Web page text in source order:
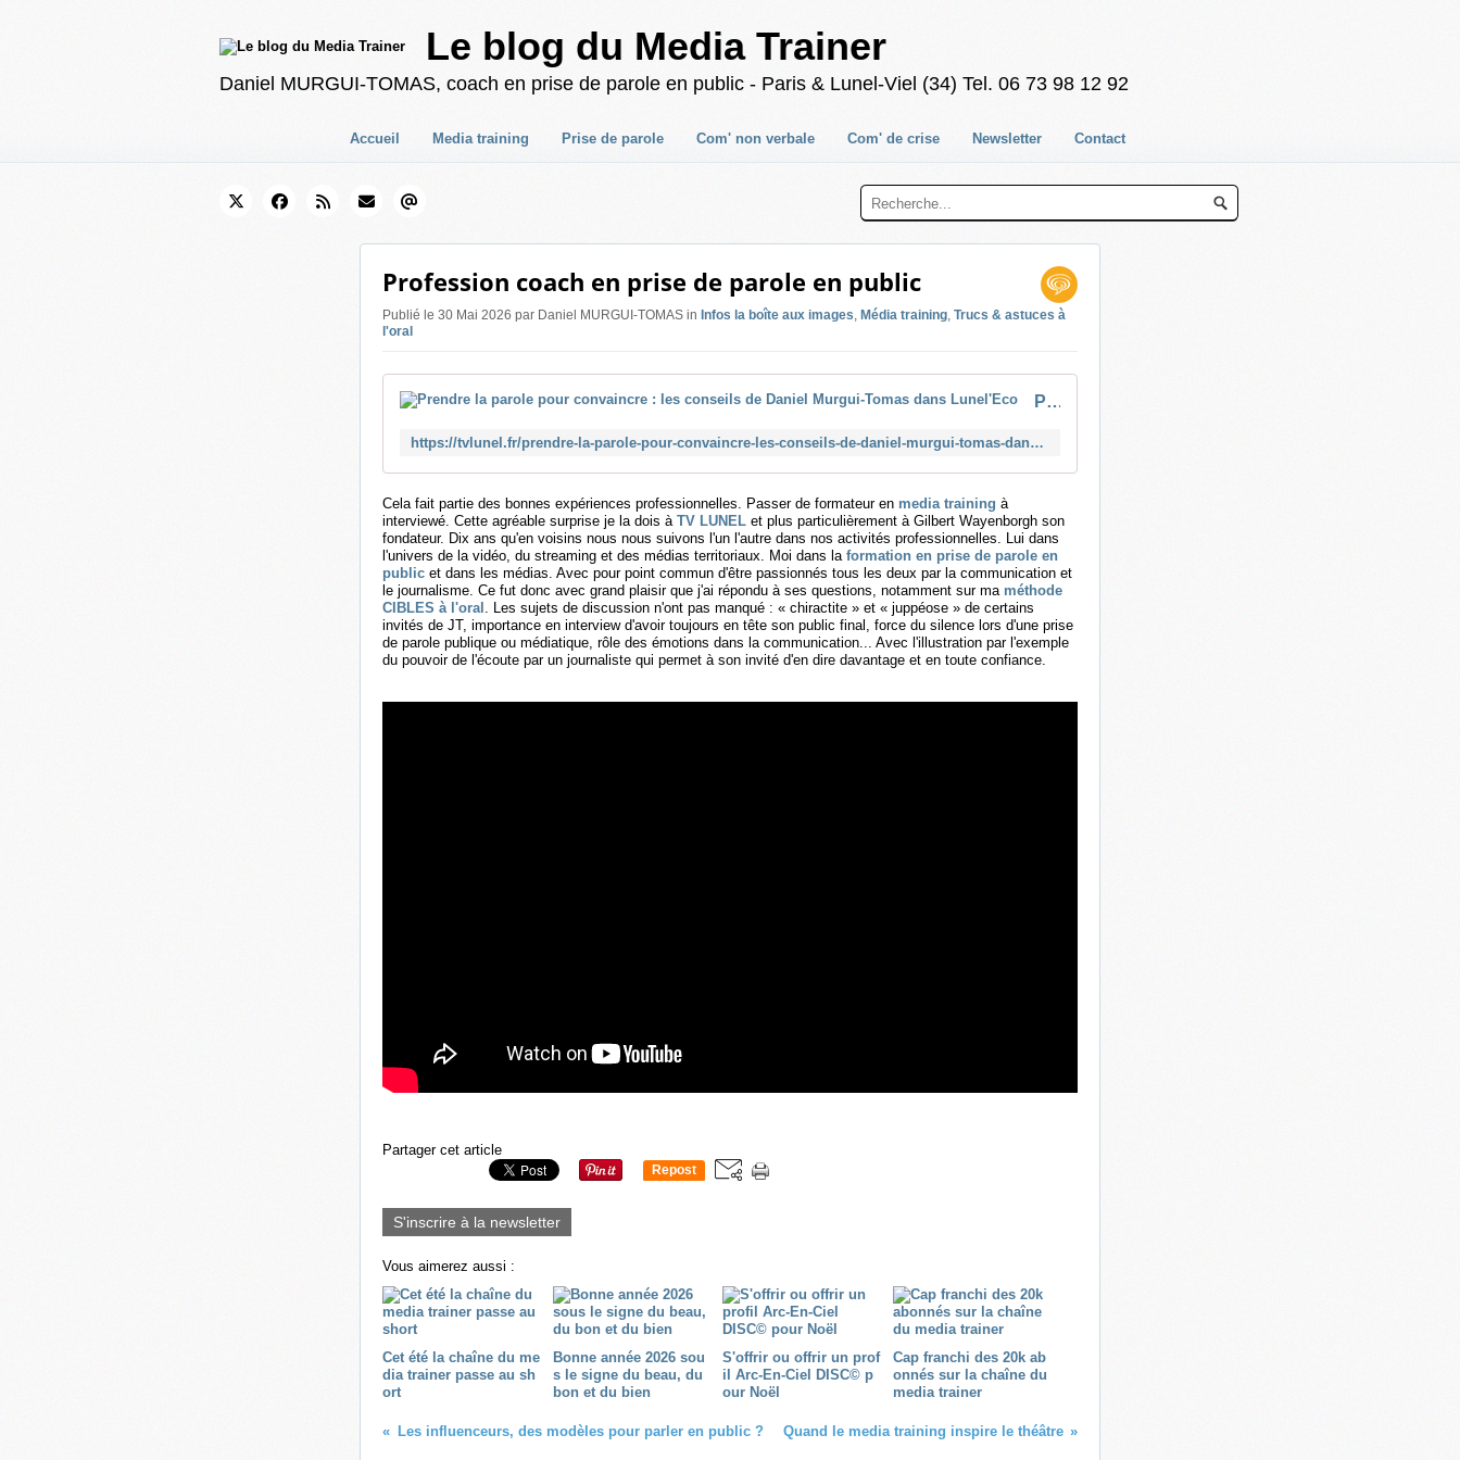
Le blog du Media Trainer
Daniel MURGUI-TOMAS, coach en prise de parole en public - Paris & Lunel-Viel (34) Tel. 06 73 98 12 92
Accueil Media training Prise de parole Com' non verbale Com' de crise Newsletter Contact
Profession coach en prise de parole en public
Publié le 30 Mai 2026 par Daniel MURGUI-TOMAS in Infos la boîte aux images, Média training, Trucs & astuces à
l'oral
Prendre la parole pour convaincre : les conseils de Daniel Murgui-Tomas dans Lunel'Eco
https://tvlunel.fr/prendre-la-parole-pour-convaincre-les-conseils-de-daniel-murgui-tomas-dans-luneleco/
Cela fait partie des bonnes expériences professionnelles. Passer de formateur en media training à
interviewé. Cette agréable surprise je la dois à TV LUNEL et plus particulièrement à Gilbert Wayenborgh son
fondateur. Dix ans qu'en voisins nous nous suivons l'un l'autre dans nos activités professionnelles. Lui dans
l'univers de la vidéo, du streaming et des médias territoriaux. Moi dans la formation en prise de parole en
public et dans les médias. Avec pour point commun d'être passionnés tous les deux par la communication et
le journalisme. Ce fut donc avec grand plaisir que j'ai répondu à ses questions, notamment sur ma méthode
CIBLES à l'oral . Les sujets de discussion n'ont pas manqué : « chiractite » et « juppéose » de certains
invités de JT, importance en interview d'avoir toujours en tête son public final, force du silence lors d'une prise
de parole publique ou médiatique, rôle des émotions dans la communication... Avec l'illustration par l'exemple
du pouvoir de l'écoute par un journaliste qui permet à son invité d'en dire davantage et en toute confiance.
Partager cet article
Repost
S'inscrire à la newsletter
Vous aimerez aussi :
Cet été la chaîne du me
dia trainer passe au sh
ort
Bonne année 2026 sou
s le signe du beau, du
bon et du bien
S'offrir ou offrir un prof
il Arc-En-Ciel DISC© p
our Noël
Cap franchi des 20k ab
onnés sur la chaîne du
media trainer
Les influenceurs, des modèles pour parler en public ? Quand le media training inspire le théâtre